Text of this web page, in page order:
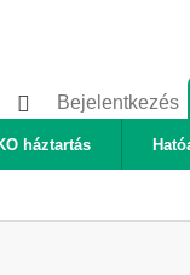
Bejelentkezés
háztartás